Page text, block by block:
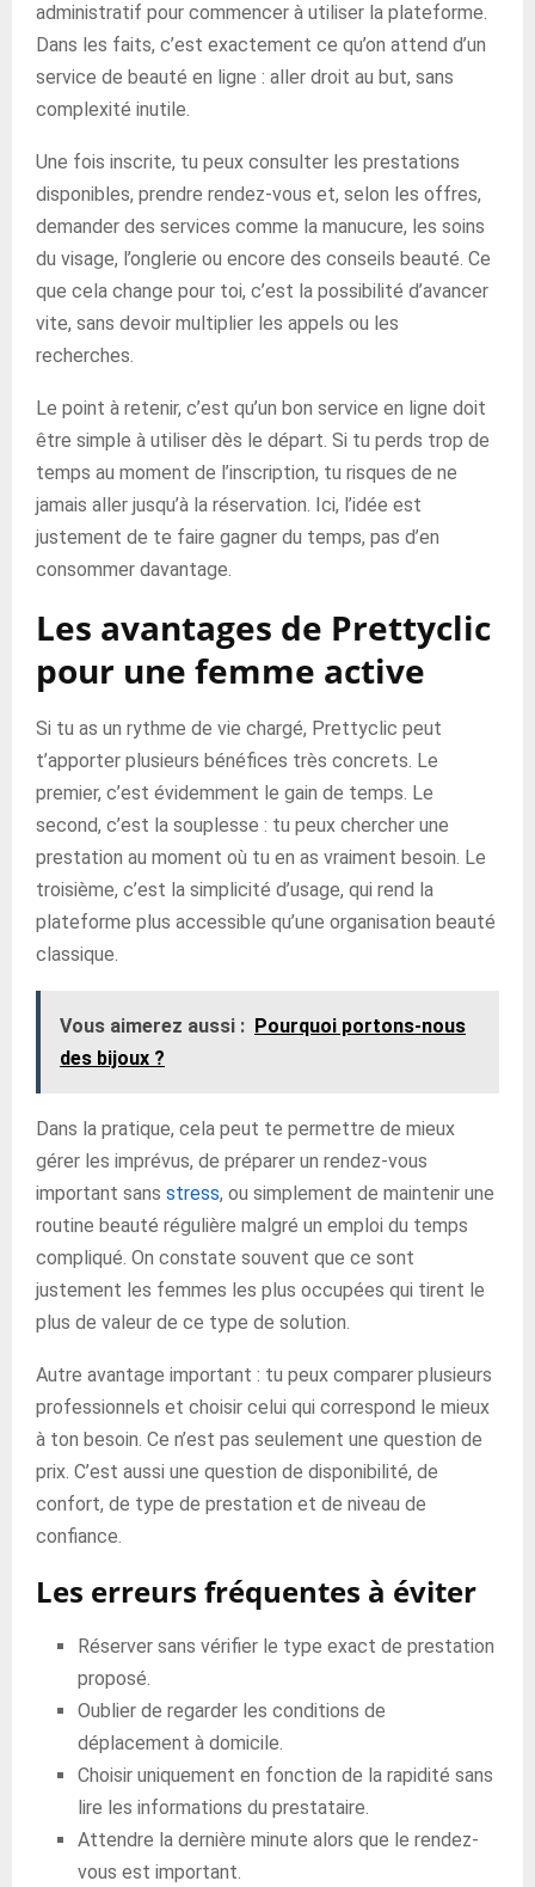
administratif pour commencer à utiliser la plateforme.
Dans les faits, c’est exactement ce qu’on attend d’un
service de beauté en ligne : aller droit au but, sans
complexité inutile.
Une fois inscrite, tu peux consulter les prestations
disponibles, prendre rendez-vous et, selon les offres,
demander des services comme la manucure, les soins
du visage, l’onglerie ou encore des conseils beauté. Ce
que cela change pour toi, c’est la possibilité d’avancer
vite, sans devoir multiplier les appels ou les
recherches.
Le point à retenir, c’est qu’un bon service en ligne doit
être simple à utiliser dès le départ. Si tu perds trop de
temps au moment de l’inscription, tu risques de ne
jamais aller jusqu’à la réservation. Ici, l’idée est
justement de te faire gagner du temps, pas d’en
consommer davantage.
Les avantages de Prettyclic
pour une femme active
Si tu as un rythme de vie chargé, Prettyclic peut
t’apporter plusieurs bénéfices très concrets. Le
premier, c’est évidemment le gain de temps. Le
second, c’est la souplesse : tu peux chercher une
prestation au moment où tu en as vraiment besoin. Le
troisième, c’est la simplicité d’usage, qui rend la
plateforme plus accessible qu’une organisation beauté
classique.
Vous aimerez aussi : Pourquoi portons-nous
des bijoux ?
Dans la pratique, cela peut te permettre de mieux
gérer les imprévus, de préparer un rendez-vous
important sans stress, ou simplement de maintenir une
routine beauté régulière malgré un emploi du temps
compliqué. On constate souvent que ce sont
justement les femmes les plus occupées qui tirent le
plus de valeur de ce type de solution.
Autre avantage important : tu peux comparer plusieurs
professionnels et choisir celui qui correspond le mieux
à ton besoin. Ce n’est pas seulement une question de
prix. C’est aussi une question de disponibilité, de
confort, de type de prestation et de niveau de
confiance.
Les erreurs fréquentes à éviter
Réserver sans vérifier le type exact de prestation
proposé.
Oublier de regarder les conditions de
déplacement à domicile.
Choisir uniquement en fonction de la rapidité sans
lire les informations du prestataire.
Attendre la dernière minute alors que le rendez-
vous est important.